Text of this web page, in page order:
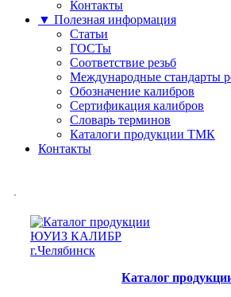
Контакты
▼ Полезная информация
Статьи
ГОСТы
Соответствие резьб
Международные стандарты
Обозначение калибров
Сертификация калибров
Словарь терминов
Каталоги продукции ТМК
Контакты
Каталог